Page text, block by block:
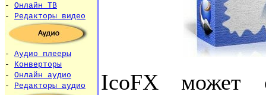
- Онлайн ТВ
- Редакторы видео
- Аудио плееры
- Конверторы
- Онлайн аудио
- Редакторы аудио
IcoFX может